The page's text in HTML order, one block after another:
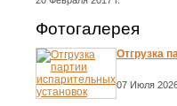
Фотогалерея
Отгрузка
07 Июля 2026